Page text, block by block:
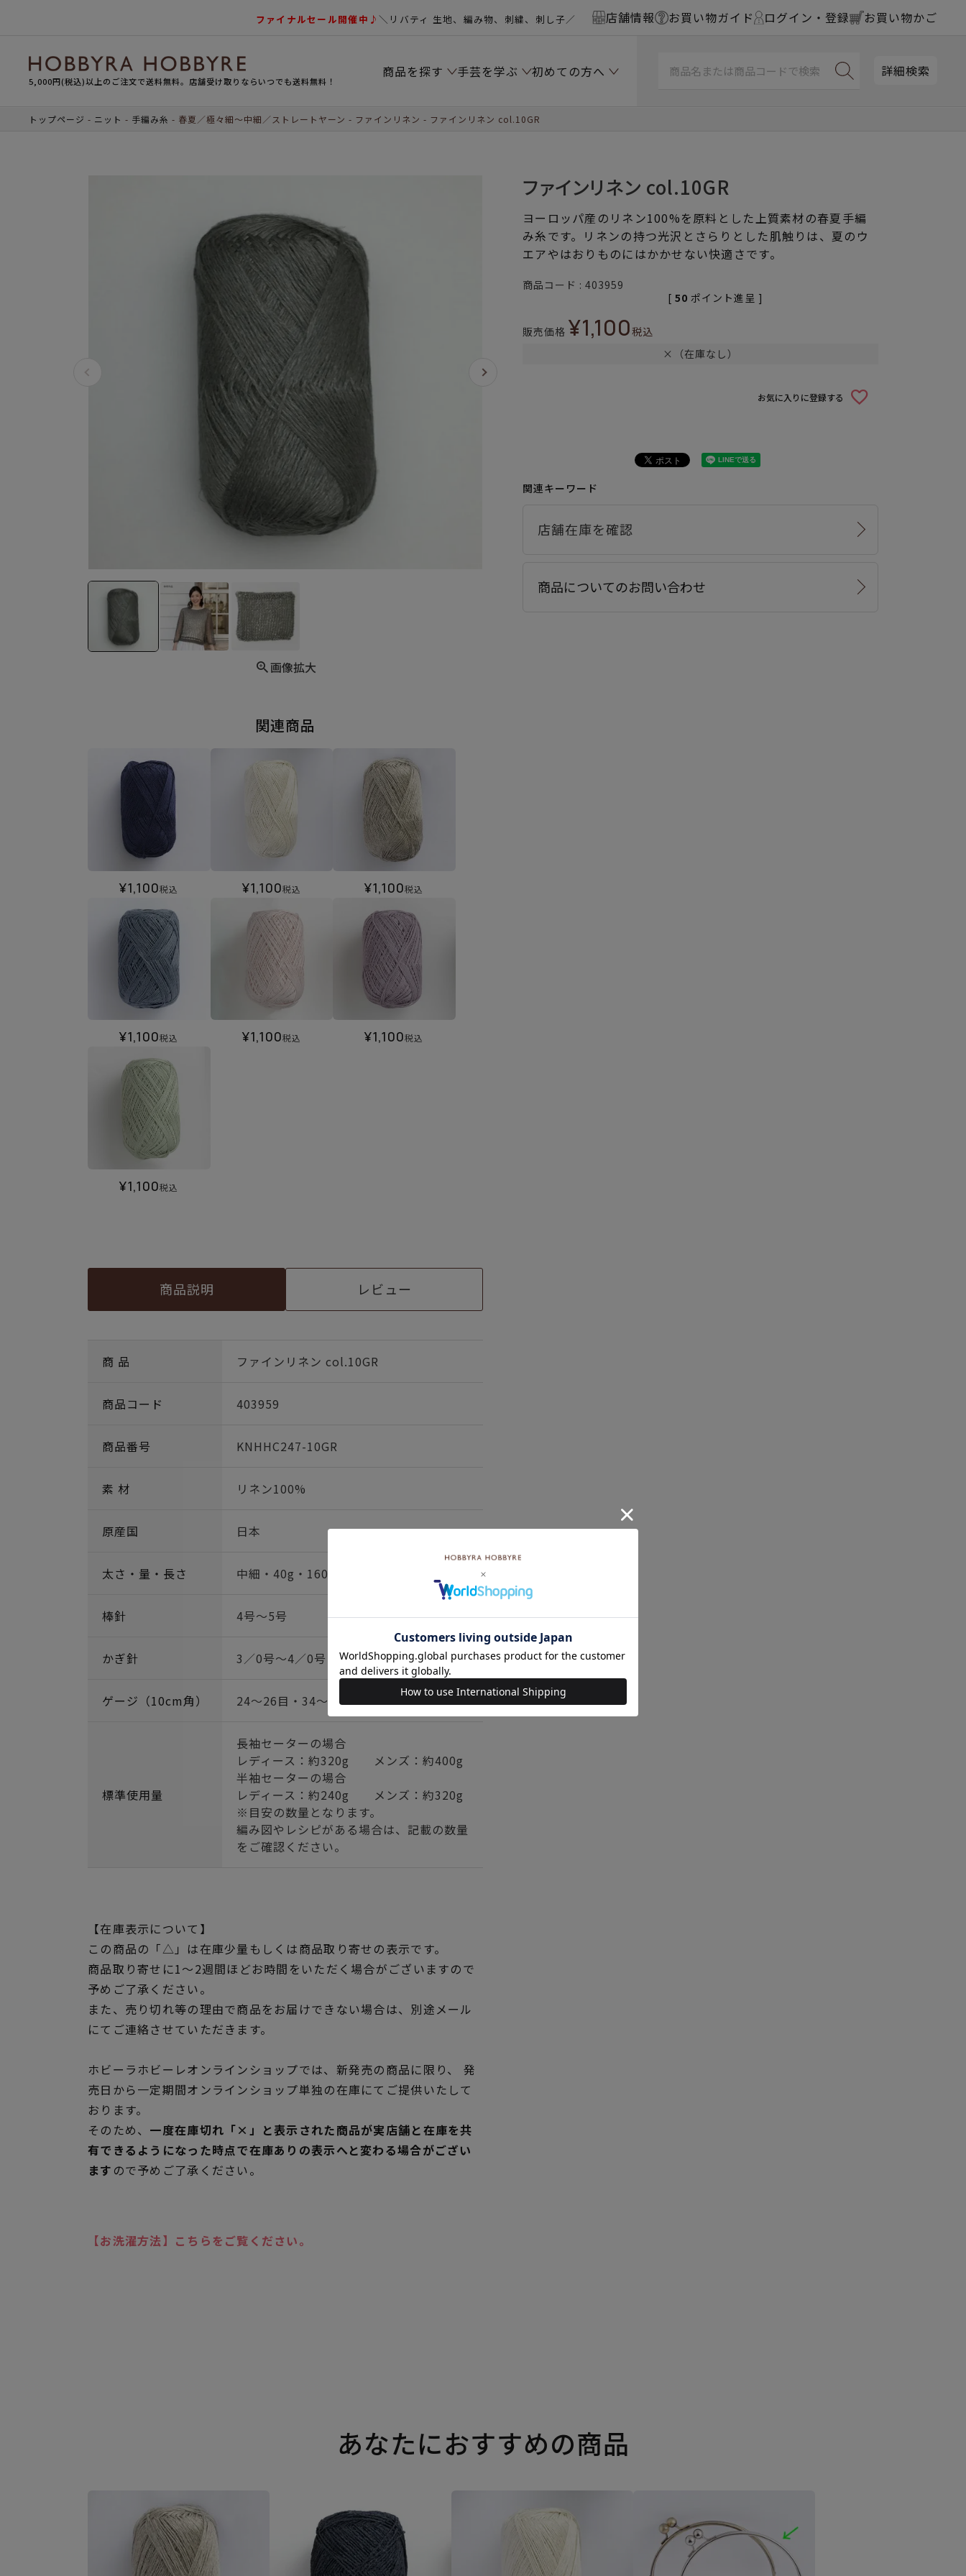
ファイナルセール開催中♪＼リバティ 生地、編み物、刺繍、刺し子／ 店舗情報 お買い物ガイド ログイン・登録 お買い物かご
5,000円(税込)以上のご注文で送料無料。店舗受け取りならいつでも送料無料！
商品を探す 手芸を学ぶ 初めての方へ 詳細検索
トップページ ニット 手編み糸 春夏／極々細～中細／ストレートヤーン ファインリネン ファインリネン col.10GR
画像拡大
関連商品
¥1,100税込 ¥1,100税込 ¥1,100税込
¥1,100税込 ¥1,100税込 ¥1,100税込
¥1,100税込
商品説明 レビュー
商 品 ファインリネン col.10GR
商品コード 403959
商品番号 KNHHC247-10GR
素 材 リネン100%
原産国 日本
太さ・量・長さ 中細・40g・160m
棒針 4号～5号
かぎ針 3／0号～4／0号
ゲージ（10cm角） 24～26目・34～36段
標準使用量
長袖セーターの場合
レディース：約320g メンズ：約400g
半袖セーターの場合
レディース：約240g メンズ：約320g
※目安の数量となります。
編み図やレシピがある場合は、記載の数量
をご確認ください。
【在庫表示について】
この商品の「△」は在庫少量もしくは商品取り寄せの表示です。
商品取り寄せに1～2週間ほどお時間をいただく場合がございますので
予めご了承ください。
また、売り切れ等の理由で商品をお届けできない場合は、別途メール
にてご連絡させていただきます。
ホビーラホビーレオンラインショップでは、新発売の商品に限り、 発
売日から一定期間オンラインショップ単独の在庫にてご提供いたして
おります。
そのため、 一度在庫切れ「×」と表示された商品が実店舗と在庫を共
有できるようになった時点で在庫ありの表示へと変わる場合がござい
ます ので予めご了承ください。
【お洗濯方法】こちらをご覧ください。
ファインリネン col.10GR
ヨーロッパ産のリネン100%を原料とした上質素材の春夏手編
み糸です。リネンの持つ光沢とさらりとした肌触りは、夏のウ
エアやはおりものにはかかせない快適さです。
商品コード 403959
販売価格 ¥1,100税込
[ 50 ポイント進呈 ]
×（在庫なし）
お気に入りに登録する
関連キーワード
商品についてのお問い合わせ
あなたにおすすめの商品